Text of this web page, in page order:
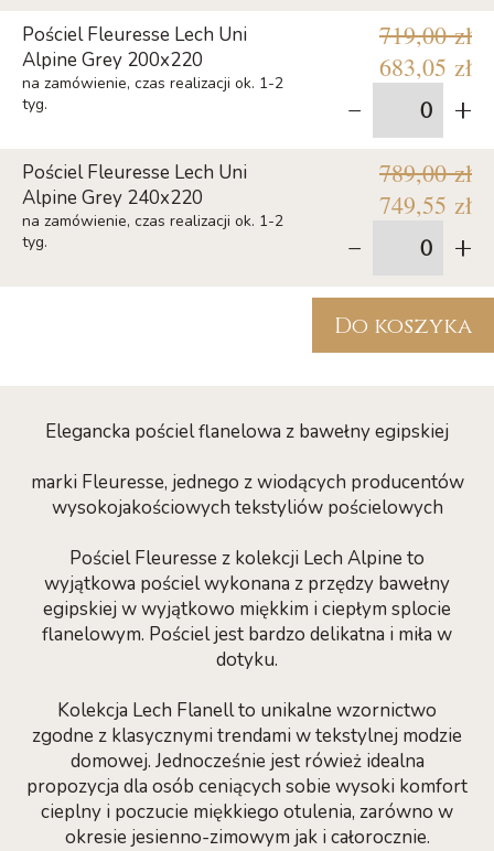
Pościel Fleuresse Lech Uni
Alpine Grey 200x220
na zamówienie, czas realizacji ok. 1-2
tyg.
719,00 zł
683,05 zł
- +
Pościel Fleuresse Lech Uni
Alpine Grey 240x220
na zamówienie, czas realizacji ok. 1-2
tyg.
789,00 zł
749,55 zł
- +
Do koszyka
Elegancka pościel flanelowa z bawełny egipskiej
marki Fleuresse, jednego z wiodących producentów
wysokojakościowych tekstyliów pościelowych
Pościel Fleuresse z kolekcji Lech Alpine to
wyjątkowa pościel wykonana z przędzy bawełny
egipskiej w wyjątkowo miękkim i ciepłym splocie
flanelowym. Pościel jest bardzo delikatna i miła w
dotyku.
Kolekcja Lech Flanell to unikalne wzornictwo
zgodne z klasycznymi trendami w tekstylnej modzie
domowej. Jednocześnie jest rówież idealna
propozycja dla osób ceniących sobie wysoki komfort
cieplny i poczucie miękkiego otulenia, zarówno w
okresie jesienno-zimowym jak i całorocznie.